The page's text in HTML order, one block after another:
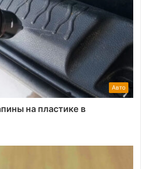
Авто
на пластике в